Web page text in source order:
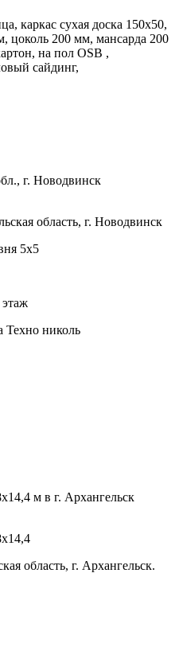
каркас сухая доска 150х50,
цоколь 200 мм, мансарда 200
на пол OSB ,
сайдинг,
г. Новодвинск
область, г. Новодвинск
5х5
Техно николь
м в г. Архангельск
область, г. Архангельск.